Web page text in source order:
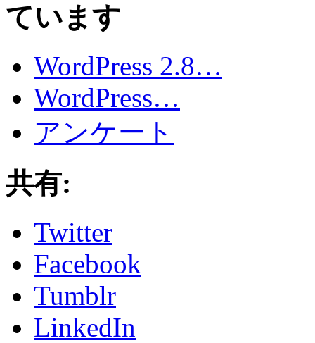
ています
WordPress 2.8…
WordPress…
アンケート
共有:
Twitter
Facebook
Tumblr
LinkedIn